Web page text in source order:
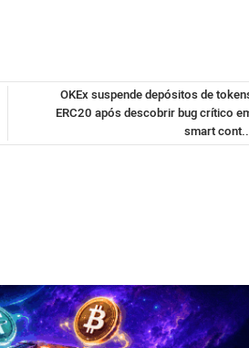
OKEx suspende depósitos de
ERC20 após descobrir bug crítico
smart